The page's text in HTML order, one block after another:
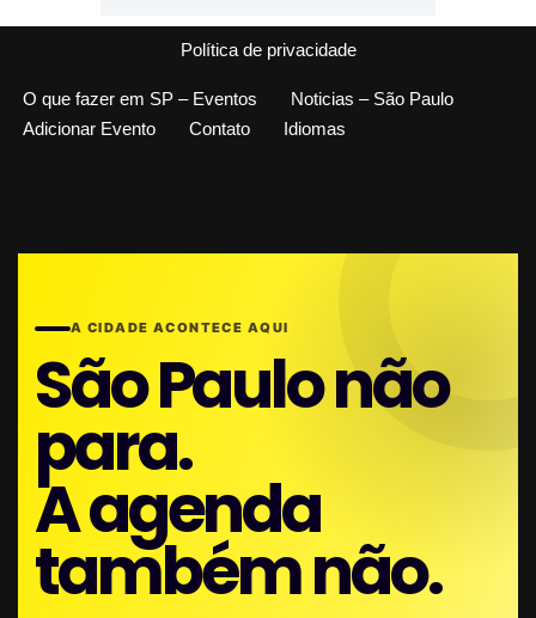
Política de privacidade
O que fazer em SP – Eventos
Noticias – São Paulo
Adicionar Evento
Contato Idiomas
A CIDADE ACONTECE AQUI
São Paulo não
para.
A agenda
também não.